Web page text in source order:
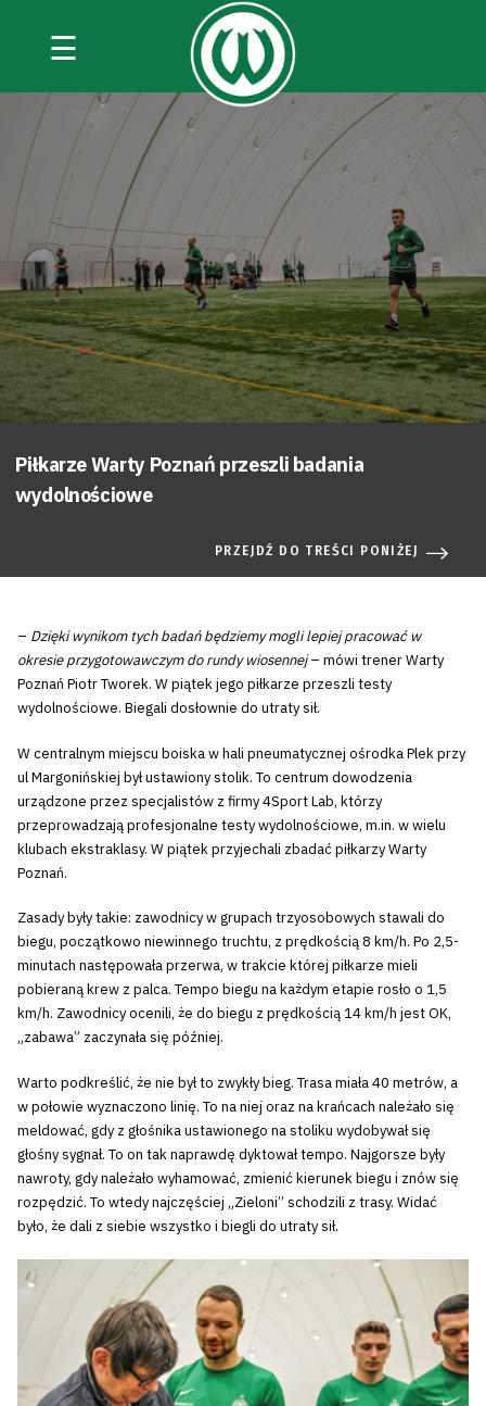
☰
Piłkarze Warty Poznań przeszli badania
wydolnościowe
PRZEJDŹ DO TREŚCI PONIŻEJ
– Dzięki wynikom tych badań będziemy mogli lepiej pracować w
okresie przygotowawczym do rundy wiosennej– mówi trener Warty
Poznań Piotr Tworek. W piątek jego piłkarze przeszli testy
wydolnościowe. Biegali dosłownie do utraty sił.
W centralnym miejscu boiska w hali pneumatycznej ośrodka Plek przy
ul Margonińskiej był ustawiony stolik. To centrum dowodzenia
urządzone przez specjalistów z firmy 4Sport Lab, którzy
przeprowadzają profesjonalne testy wydolnościowe, m.in. w wielu
klubach ekstraklasy. W piątek przyjechali zbadać piłkarzy Warty
Poznań.
Zasady były takie: zawodnicy w grupach trzyosobowych stawali do
biegu, początkowo niewinnego truchtu, z prędkością 8 km/h. Po 2,5-
minutach następowała przerwa, w trakcie której piłkarze mieli
pobieraną krew z palca. Tempo biegu na każdym etapie rosło o 1,5
km/h. Zawodnicy ocenili, że do biegu z prędkością 14 km/h jest OK,
„zabawa” zaczynała się później.
Warto podkreślić, że nie był to zwykły bieg. Trasa miała 40 metrów, a
w połowie wyznaczono linię. To na niej oraz na krańcach należało się
meldować, gdy z głośnika ustawionego na stoliku wydobywał się
głośny sygnał. To on tak naprawdę dyktował tempo. Najgorsze były
nawroty, gdy należało wyhamować, zmienić kierunek biegu i znów się
rozpędzić. To wtedy najczęściej „Zieloni” schodzili z trasy. Widać
było, że dali z siebie wszystko i biegli do utraty sił.